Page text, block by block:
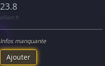
23.8
Infos manquante
Ajouter